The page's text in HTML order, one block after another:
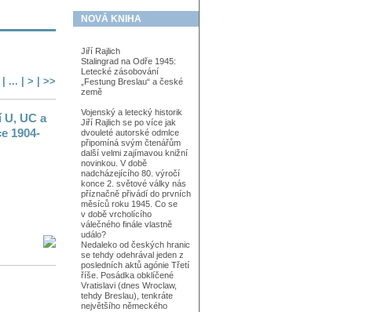
| ... | > >>
UC a
1904-
NOVÁ KNIHA
Jiří Rajlich
Stalingrad na Odře 1945:
Letecké zásobování
„Festung Breslau“ a české
země
Vojenský a letecký historik
Jiří Rajlich se po více jak
dvouleté autorské odmlce
připomíná svým čtenářům
další velmi zajímavou knižní
novinkou. V době
nadcházejícího 80. výročí
konce 2. světové války nás
příznačně přivádí do prvních
měsíců roku 1945. Co se
v době vrcholícího
válečného finále vlastně
událo?
Nedaleko od českých hranic
se tehdy odehrával jeden z
posledních aktů agónie Třetí
říše. Posádka obklíčené
Vratislavi (dnes Wroclaw,
tehdy Breslau), tenkráte
největšího německého